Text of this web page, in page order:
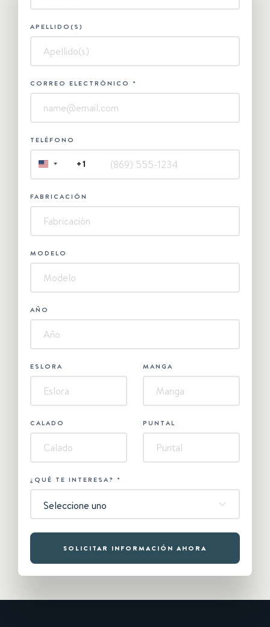
APELLIDO(S)
CORREO ELECTRÓNICO *
TELÉFONO
UNITED
+1
+1
FABRICACIÓN
MODELO
AÑO
ESLORA MANGA
CALADO PUNTAL
¿QUÉ TE INTERESA? *
Seleccione uno
SOLICITAR INFORMACIÓN AHORA